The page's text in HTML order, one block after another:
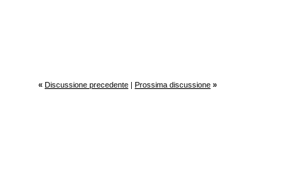
« Discussione precedente | Prossima discussione »